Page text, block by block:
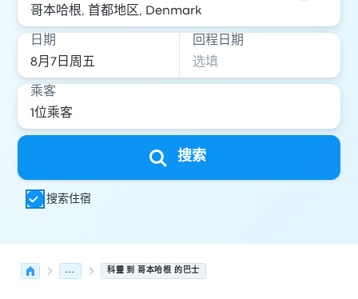
日期 回程日期
乘客
搜索
搜索住宿
... 科靈 到 哥本哈根 的巴士